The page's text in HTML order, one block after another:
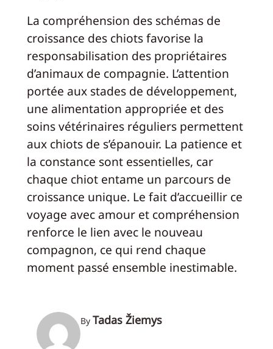
La compréhension des schémas de
croissance des chiots favorise la
responsabilisation des propriétaires
d’animaux de compagnie. L’attention
portée aux stades de développement,
une alimentation appropriée et des
soins vétérinaires réguliers permettent
aux chiots de s’épanouir. La patience et
la constance sont essentielles, car
chaque chiot entame un parcours de
croissance unique. Le fait d’accueillir ce
voyage avec amour et compréhension
renforce le lien avec le nouveau
compagnon, ce qui rend chaque
moment passé ensemble inestimable.
By Tadas Žiemys